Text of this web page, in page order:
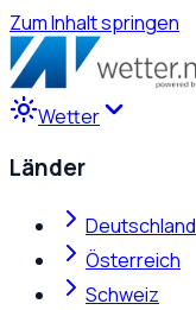
Zum Inhalt springen
Wetter
Länder
Deutschland
Österreich
Schweiz